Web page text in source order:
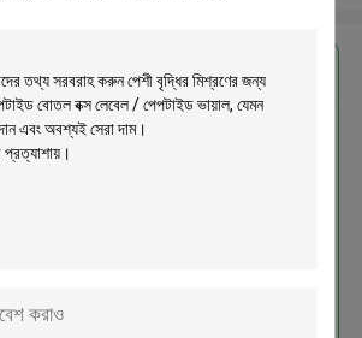
এর সেরা মূল্য পান
পেশী বৃদ্ধির মিশ্রণের জন্য হলোগ্রাম প্রিন্টিং
পেপটাইড বোতল বক্স লেবেল / পেপটাইড ভায়াল
চালিয়ে